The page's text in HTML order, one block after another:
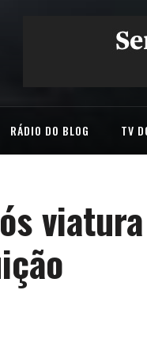
RÁDIO DO BLOG TV